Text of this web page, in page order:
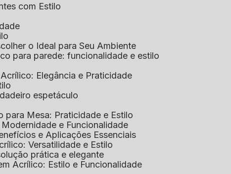
com Estilo
o Ideal para Seu Ambiente
para parede: funcionalidade e estilo
Acrílico: Elegância e Praticidade
espetáculo
para Mesa: Praticidade e Estilo
e Funcionalidade
e Aplicações Essenciais
Versatilidade e Estilo
prática e elegante
Acrílico: Estilo e Funcionalidade